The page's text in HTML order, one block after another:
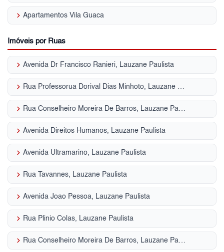
keyboard_arrow_right Apartamentos Vila Guaca
Imóveis por Ruas
keyboard_arrow_right Avenida Dr Francisco Ranieri, Lauzane Paulista
keyboard_arrow_right Rua Professorua Dorival Dias Minhoto, Lauzane Paulista
keyboard_arrow_right Rua Conselheiro Moreira De Barros, Lauzane Paulista
keyboard_arrow_right Avenida Direitos Humanos, Lauzane Paulista
keyboard_arrow_right Avenida Ultramarino, Lauzane Paulista
keyboard_arrow_right Rua Tavannes, Lauzane Paulista
keyboard_arrow_right Avenida Joao Pessoa, Lauzane Paulista
keyboard_arrow_right Rua Plinio Colas, Lauzane Paulista
keyboard_arrow_right Rua Conselheiro Moreira De Barros, Lauzane Paulista